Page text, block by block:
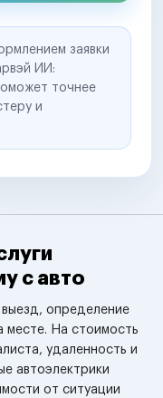
заявки
ИИ:
точнее
и
с авто
определение
месте. На стоимость
удаленность и
автоэлектрики
от ситуации